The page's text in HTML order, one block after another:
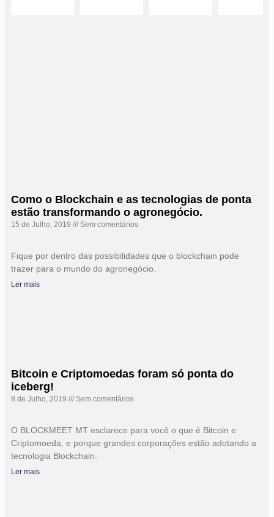
Como o Blockchain e as tecnologias de ponta
estão transformando o agronegócio.
15 de Julho, 2019 Sem comentários
Fique por dentro das possibilidades que o blockchain pode
trazer para o mundo do agronegócio.
Ler mais
Bitcoin e Criptomoedas foram só ponta do
iceberg!
8 de Julho, 2019 Sem comentários
O BLOCKMEET MT esclarece para você o que é Bitcoin e
Criptomoeda, e porque grandes corporações estão adotando a
tecnologia Blockchain.
Ler mais